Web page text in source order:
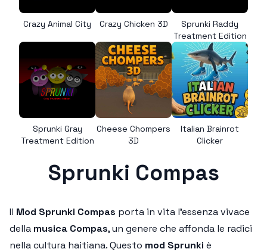
Crazy Animal City Crazy Chicken 3D
Sprunki Raddy
Treatment Edition
Sprunki Gray
Treatment Edition
Cheese Chompers
3D
Italian Brainrot
Clicker
Sprunki Compas
Il Mod Sprunki Compas porta in vita l'essenza vivace
della musica Compas, un genere che affonda le radici
nella cultura haitiana. Questo mod Sprunki è